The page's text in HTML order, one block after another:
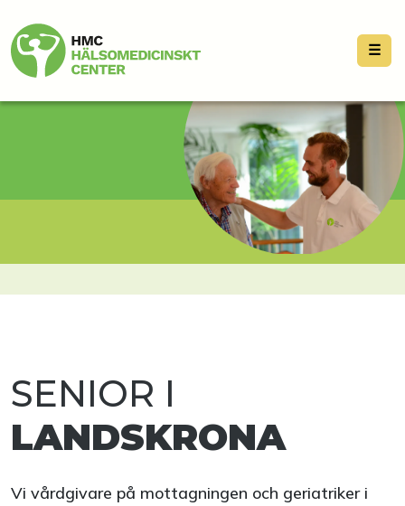
☰
SENIOR I
LANDSKRONA
Vi vårdgivare på mottagningen och geriatriker i